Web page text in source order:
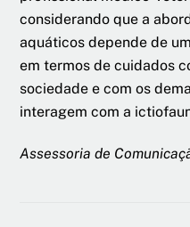
considerando que a
aquáticos depende de
em termos de cuidados
sociedade e com os
interagem com a
Assessoria de